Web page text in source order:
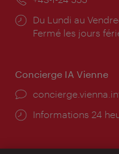
Horaires
d'ouverture:
Du Lundi au
Fermé les jours
Concierge IA Vienne
Ort:
Öffnungszeiten:
Informations 24